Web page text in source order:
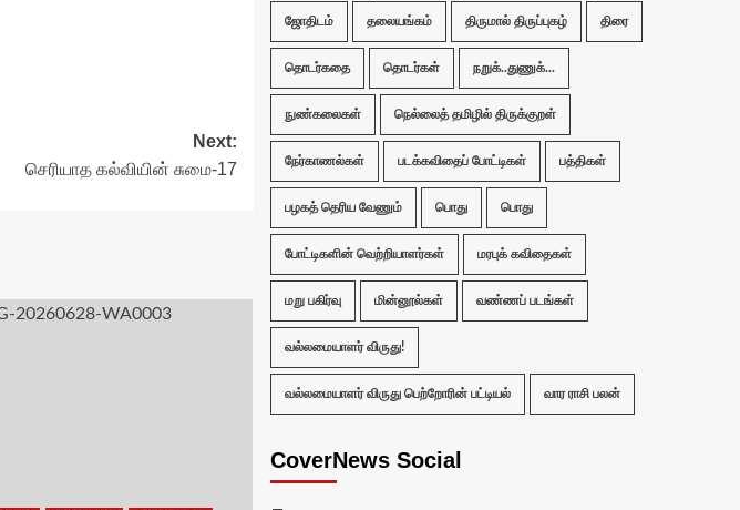
Next:
செரியாத கல்வியின் சுமை-17
ஜோதிடம் தலையங்கம் திருமால் திருப்புகழ் திரை
தொடர்கதை தொடர்கள் நறுக்..துணுக்...
நுண்கலைகள் நெல்லைத் தமிழில் திருக்குறள்
நேர்காணல்கள் படக்கவிதைப் போட்டிகள் பத்திகள்
பழகத் தெரிய வேணும் பொது பொது
போட்டிகளின் வெற்றியாளர்கள் மரபுக் கவிதைகள்
மறு பகிர்வு மின்னூல்கள் வண்ணப் படங்கள்
வல்லமையாளர் விருது!
வல்லமையாளர் விருது பெற்றோரின் பட்டியல் வார ராசி பலன்
CoverNews Social